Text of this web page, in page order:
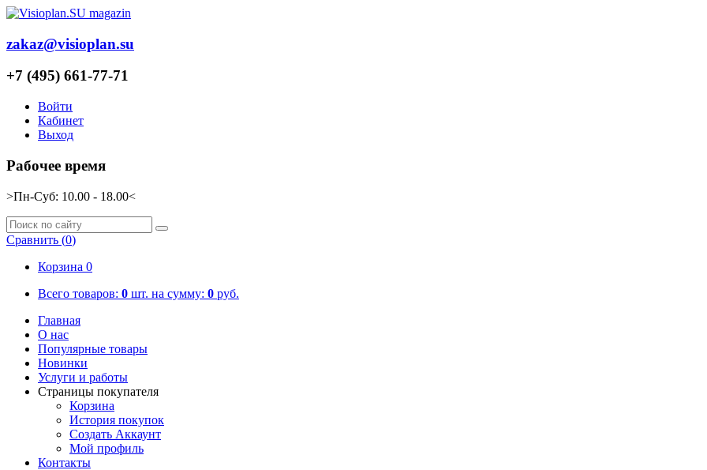
zakaz@visioplan.su
+7 (495) 661-77-71
Войти
Кабинет
Выход
Рабочее время
>Пн-Суб: 10.00 - 18.00<
Сравнить (0)
Корзина 0
Всего товаров: 0 шт. на сумму: 0 руб.
Главная
О нас
Популярные товары
Новинки
Услуги и работы
Страницы покупателя
Корзина
История покупок
Создать Аккаунт
Мой профиль
Контакты